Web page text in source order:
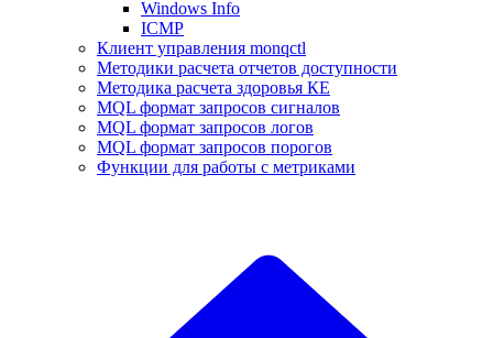
Windows Info
ICMP
Клиент управления monqctl
Методики расчета отчетов доступности
Методика расчета здоровья КЕ
MQL формат запросов сигналов
MQL формат запросов логов
MQL формат запросов порогов
Функции для работы с метриками